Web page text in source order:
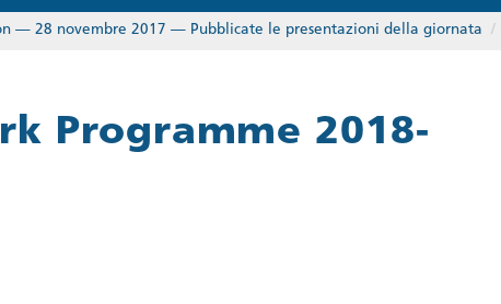
— 28 novembre 2017 — Pubblicate le presentazioni della giornata /
Programme 2018-